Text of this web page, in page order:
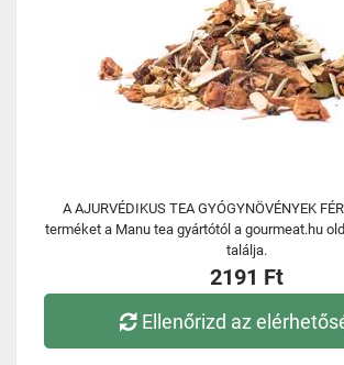
A AJURVÉDIKUS TEA GYÓGYNÖVÉNYEK
terméket a Manu tea gyártótól a gourmeat.hu
találja.
2191 Ft
Ellenőrizd az